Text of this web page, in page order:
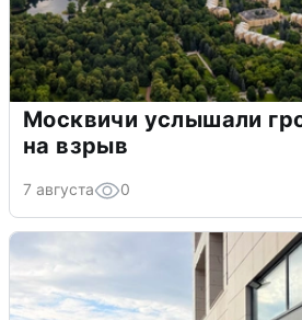
Москвичи услышали
на взрыв
7 августа 0